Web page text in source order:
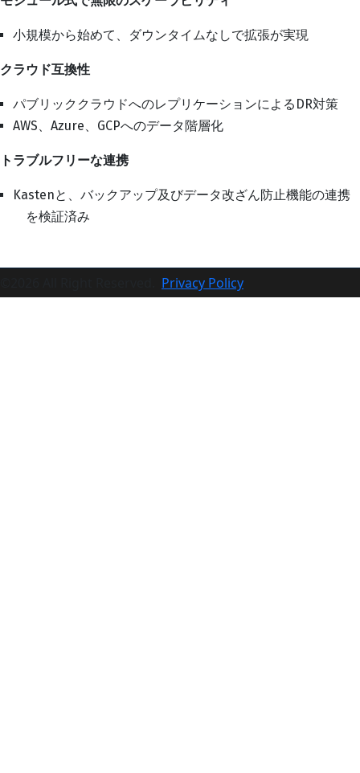
小規模から始めて、ダウンタイムなしで拡張が実現
クラウド互換性
パブリッククラウドへのレプリケーションによるDR対策
AWS、Azure、GCPへのデータ階層化
トラブルフリーな連携
Kastenと、バックアップ及びデータ改ざん防止機能の連携
を検証済み
Privacy Policy